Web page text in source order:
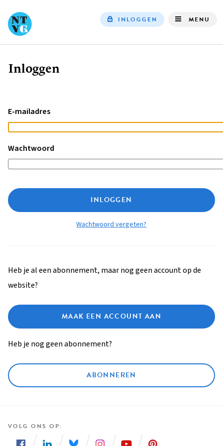
INLOGGEN MENU
Kruimelpad
Inloggen
E-mailadres
Wachtwoord
INLOGGEN
Wachtwoord vergeten?
Heb je al een abonnement, maar nog geen account op de
website?
MAAK EEN ACCOUNT AAN
Heb je nog geen abonnement?
ABONNEREN
VOLG ONS OP